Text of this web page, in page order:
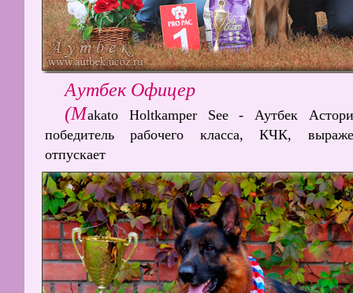
Аутбек Офицер
(Makato Holtkamper See - Аутбек
победитель рабочего класса, КЧК,
отпускает